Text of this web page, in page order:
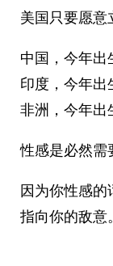
美国只要愿意
中国，今年
印度，今年
非洲，今年出
性感是必然需
因为你性感
指向你的敌意